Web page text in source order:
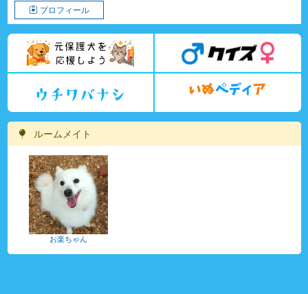
プロフィール
ルームメイト
お楽ちゃん